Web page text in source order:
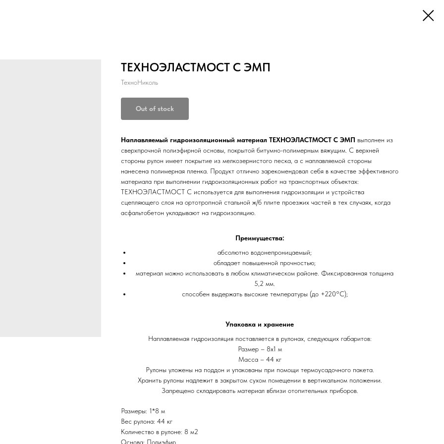
ТЕХНОЭЛАСТМОСТ С ЭМП
ТехноНиколь
Out of stock
Наплавляемый гидроизоляционный материал ТЕХНОЭЛАСТМОСТ С ЭМП выполнен из
сверхпрочной полиэфирной основы, покрытой битумно-полимерным вяжущим. С верхней
стороны рулон имеет покрытие из мелкозернистого песка, а с наплавляемой стороны
нанесена полимерная пленка. Продукт отлично зарекомендовал себя в качестве эффективного
материала при выполнении гидроизоляционных работ на транспортных объектах:
ТЕХНОЭЛАСТМОСТ С используется для выполнения гидроизоляции и устройства
сцепляющего слоя на ортотропной стальной ж/б плите проезжих частей в тех случаях, когда
асфальтобетон укладывают на гидроизоляцию.
Преимущества:
абсолютно водонепроницаемый;
обладает повышенной прочностью;
материал можно использовать в любом климатическом районе. Фиксированная толщина
5,2 мм.
способен выдержать высокие температуры (до +220°С);
Упаковка и хранение
Наплавляемая гидроизоляция поставляется в рулонах, следующих габаритов:
Размер – 8х1 м
Масса – 44 кг
Рулоны уложены на поддон и упакованы при помощи термоусадочного пакета.
Хранить рулоны надлежит в закрытом сухом помещении в вертикальном положении.
Запрещено складировать материал вблизи отопительных приборов.
Размеры: 1*8 м
Вес рулона: 44 кг
Количество в рулоне: 8 м2
Основа: Полиэфир